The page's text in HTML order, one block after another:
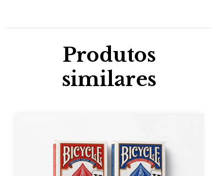
Produtos
similares